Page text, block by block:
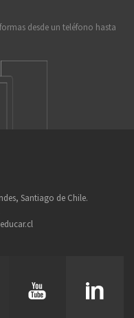
desde un teléfono hasta
Santiago de Chile.